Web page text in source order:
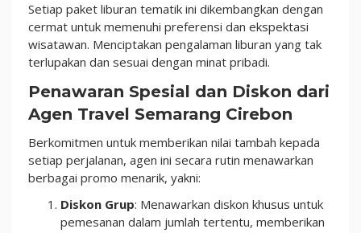
Setiap paket liburan tematik ini dikembangkan dengan
cermat untuk memenuhi preferensi dan ekspektasi
wisatawan. Menciptakan pengalaman liburan yang tak
terlupakan dan sesuai dengan minat pribadi.
Penawaran Spesial dan Diskon dari
Agen Travel Semarang Cirebon
Berkomitmen untuk memberikan nilai tambah kepada
setiap perjalanan, agen ini secara rutin menawarkan
berbagai promo menarik, yakni:
Diskon Grup: Menawarkan diskon khusus untuk
pemesanan dalam jumlah tertentu, memberikan